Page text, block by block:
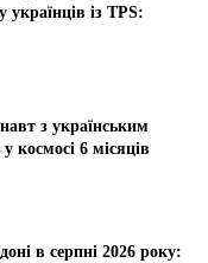
українців із TPS:
з українським
космосі 6 місяців
в серпні 2026 року: